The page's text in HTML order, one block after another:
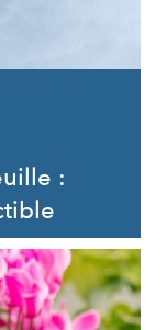
: